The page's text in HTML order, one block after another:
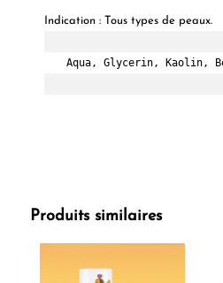
Indication: Tous types de peaux.
Aqua, Glycerin, Kaolin,
Produits similaires